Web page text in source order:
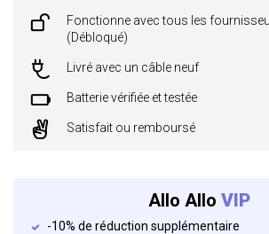
Fonctionne avec tous les
(Débloqué)
Livré avec un câble neuf
Batterie vérifiée et testée
Satisfait ou remboursé
Allo Allo VIP
-10% de réduction supplémentaire